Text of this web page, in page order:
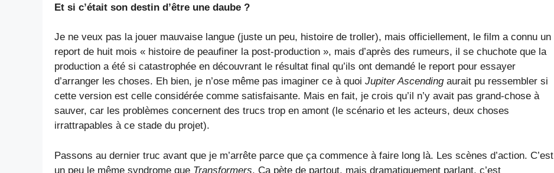
Et si c’était son destin d’être une daube ?
Je ne veux pas la jouer mauvaise langue (juste un peu, histoire de troller), mais officiellement, le film a connu un
report de huit mois « histoire de peaufiner la post-production », mais d’après des rumeurs, il se chuchote que la
production a été si catastrophée en découvrant le résultat final qu’ils ont demandé le report pour essayer
d’arranger les choses. Eh bien, je n’ose même pas imaginer ce à quoi Jupiter Ascendingaurait pu ressembler si
cette version est celle considérée comme satisfaisante. Mais en fait, je crois qu’il n’y avait pas grand-chose à
sauver, car les problèmes concernent des trucs trop en amont (le scénario et les acteurs, deux choses
irrattrapables à ce stade du projet).
Passons au dernier truc avant que je m’arrête parce que ça commence à faire long là. Les scènes d’action. C’est
un peu le même syndrome que Transformers. Ça pète de partout, mais dramatiquement parlant, c’est